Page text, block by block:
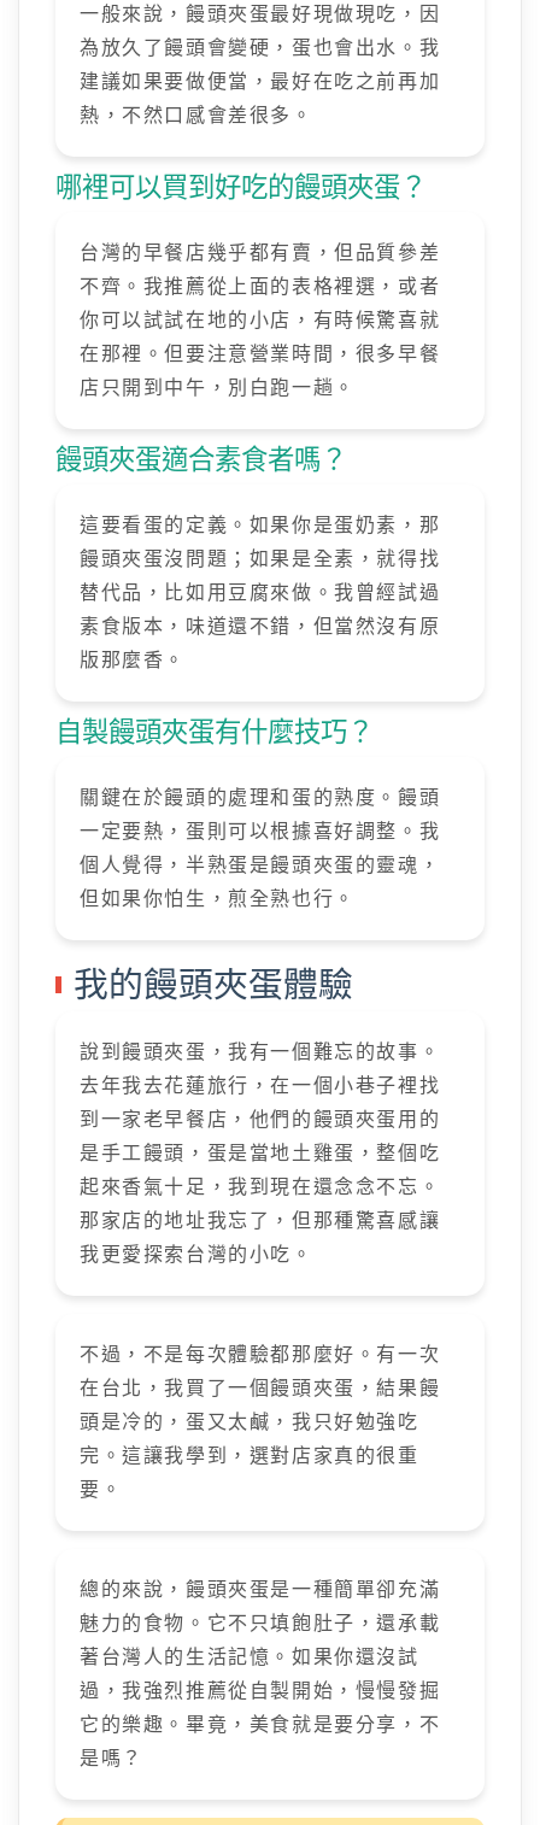
一般來說，饅頭夾蛋最好現做現吃，因
為放久了饅頭會變硬，蛋也會出水。我
建議如果要做便當，最好在吃之前再加
熱，不然口感會差很多。
哪裡可以買到好吃的饅頭夾蛋？
台灣的早餐店幾乎都有賣，但品質參差
不齊。我推薦從上面的表格裡選，或者
你可以試試在地的小店，有時候驚喜就
在那裡。但要注意營業時間，很多早餐
店只開到中午，別白跑一趟。
饅頭夾蛋適合素食者嗎？
這要看蛋的定義。如果你是蛋奶素，那
饅頭夾蛋沒問題；如果是全素，就得找
替代品，比如用豆腐來做。我曾經試過
素食版本，味道還不錯，但當然沒有原
版那麼香。
自製饅頭夾蛋有什麼技巧？
關鍵在於饅頭的處理和蛋的熟度。饅頭
一定要熱，蛋則可以根據喜好調整。我
個人覺得，半熟蛋是饅頭夾蛋的靈魂，
但如果你怕生，煎全熟也行。
我的饅頭夾蛋體驗
說到饅頭夾蛋，我有一個難忘的故事。
去年我去花蓮旅行，在一個小巷子裡找
到一家老早餐店，他們的饅頭夾蛋用的
是手工饅頭，蛋是當地土雞蛋，整個吃
起來香氣十足，我到現在還念念不忘。
那家店的地址我忘了，但那種驚喜感讓
我更愛探索台灣的小吃。
不過，不是每次體驗都那麼好。有一次
在台北，我買了一個饅頭夾蛋，結果饅
頭是冷的，蛋又太鹹，我只好勉強吃
完。這讓我學到，選對店家真的很重
要。
總的來說，饅頭夾蛋是一種簡單卻充滿
魅力的食物。它不只填飽肚子，還承載
著台灣人的生活記憶。如果你還沒試
過，我強烈推薦從自製開始，慢慢發掘
它的樂趣。畢竟，美食就是要分享，不
是嗎？